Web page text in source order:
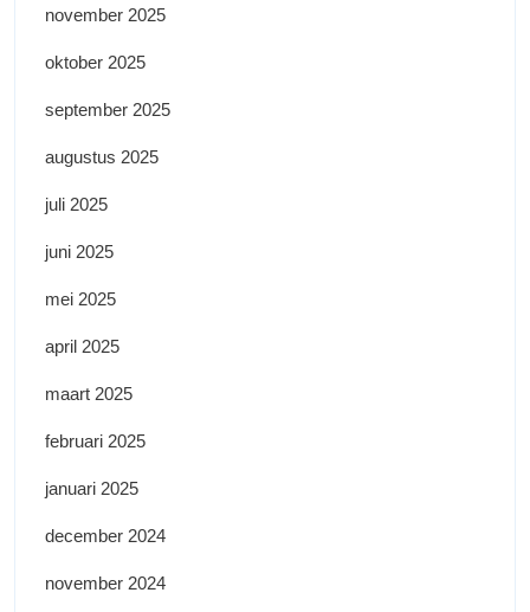
november 2025
oktober 2025
september 2025
augustus 2025
juli 2025
juni 2025
mei 2025
april 2025
maart 2025
februari 2025
januari 2025
december 2024
november 2024